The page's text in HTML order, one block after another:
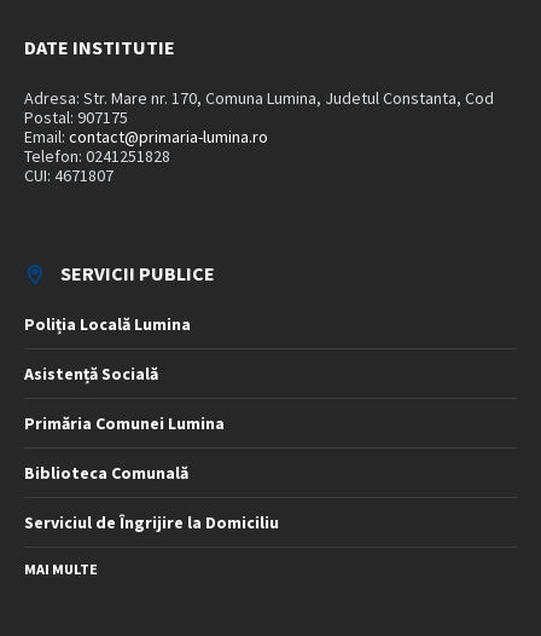
DATE INSTITUTIE
Adresa: Str. Mare nr. 170, Comuna Lumina, Judetul Constanta, Cod
Postal: 907175
Email: contact@primaria-lumina.ro
Telefon: 0241251828
CUI: 4671807
SERVICII PUBLICE
Poliția Locală Lumina
Asistență Socială
Primăria Comunei Lumina
Biblioteca Comunală
Serviciul de Îngrijire la Domiciliu
MAI MULTE